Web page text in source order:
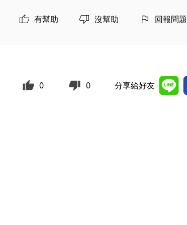
有幫助 沒幫助 回報問題
0 0 分享給好友